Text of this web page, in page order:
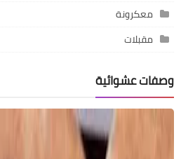
معكرونة
مقبلات
وصفات عشوائية